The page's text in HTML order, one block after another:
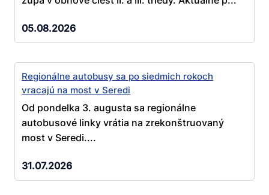
05.08.2026
Regionálne autobusy sa po siedmich rokoch
vracajú na most v Seredi
Od pondelka 3. augusta sa regionálne
autobusové linky vrátia na zrekonštruovaný
most v Seredi....
31.07.2026